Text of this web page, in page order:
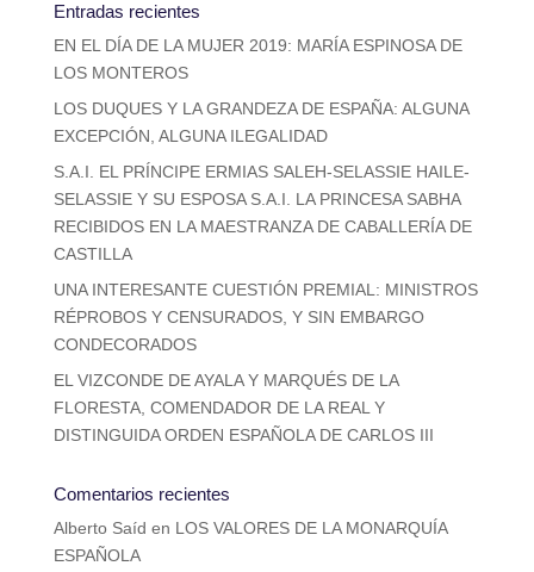
Entradas recientes
EN EL DÍA DE LA MUJER 2019: MARÍA ESPINOSA DE
LOS MONTEROS
LOS DUQUES Y LA GRANDEZA DE ESPAÑA: ALGUNA
EXCEPCIÓN, ALGUNA ILEGALIDAD
S.A.I. EL PRÍNCIPE ERMIAS SALEH-SELASSIE HAILE-
SELASSIE Y SU ESPOSA S.A.I. LA PRINCESA SABHA
RECIBIDOS EN LA MAESTRANZA DE CABALLERÍA DE
CASTILLA
UNA INTERESANTE CUESTIÓN PREMIAL: MINISTROS
RÉPROBOS Y CENSURADOS, Y SIN EMBARGO
CONDECORADOS
EL VIZCONDE DE AYALA Y MARQUÉS DE LA
FLORESTA, COMENDADOR DE LA REAL Y
DISTINGUIDA ORDEN ESPAÑOLA DE CARLOS III
Comentarios recientes
Alberto Saíd en LOS VALORES DE LA MONARQUÍA
ESPAÑOLA